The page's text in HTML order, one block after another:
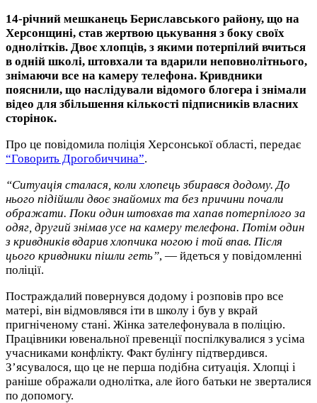
14-річний мешканець Бериславського району, що на
Херсонщині, став жертвою цькування з боку своїх
однолітків. Двоє хлопців, з якими потерпілий вчиться
в одній школі, штовхали та вдарили неповнолітнього,
знімаючи все на камеру телефона. Кривдники
пояснили, що наслідували відомого блогера і знімали
відео для збільшення кількості підписників власних
сторінок.
Про це повідомила поліція Херсонської області, передає
“Говорить Дрогобиччина”.
“Ситуація сталася, коли хлопець збирався додому. До
нього підійшли двоє знайомих та без причини почали
ображати. Поки один штовхав та хапав потерпілого за
одяг, другий знімав усе на камеру телефона. Потім один
з кривдників вдарив хлопчика ногою і той впав. Після
цього кривдники пішли геть”, — йдеться у повідомленні
поліції.
Постраждалий повернувся додому і розповів про все
матері, він відмовлявся іти в школу і був у вкрай
пригніченому стані. Жінка зателефонувала в поліцію.
Працівники ювенальної превенції поспілкувалися з усіма
учасниками конфлікту. Факт булінгу підтвердився.
З’ясувалося, що це не перша подібна ситуація. Хлопці і
раніше ображали однолітка, але його батьки не зверталися
по допомогу.